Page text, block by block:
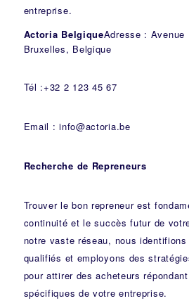
entreprise.
Actoria BelgiqueAdresse : Avenue
Bruxelles, Belgique
Tél :+32 2 123 45 67
Email : info@actoria.be
Recherche de Repreneurs
Trouver le bon repreneur est
continuité et le succès futur de
notre vaste réseau, nous identifions
qualifiés et employons des
pour attirer des acheteurs
spécifiques de votre entreprise.